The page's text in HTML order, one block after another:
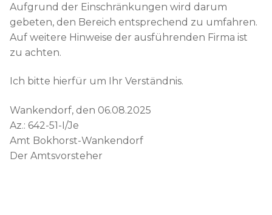
Aufgrund der Einschränkungen wird darum
gebeten, den Bereich entsprechend zu umfahren.
Auf weitere Hinweise der ausführenden Firma ist
zu achten.
Ich bitte hierfür um Ihr Verständnis.
Wankendorf, den 06.08.2025
Az.: 642-51-I/Je
Amt Bokhorst-Wankendorf
Der Amtsvorsteher